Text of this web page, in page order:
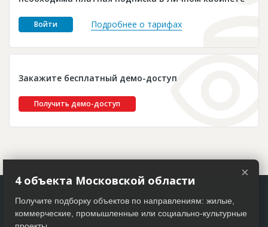
Пресс-релизы
Войти Подробнее о тарифах
Закажите бесплатный демо-доступ
Получить демо-доступ
×
4 объекта Московской области
Получите подборку объектов по направлениям: жилые,
коммерческие, промышленные или социально-культурные